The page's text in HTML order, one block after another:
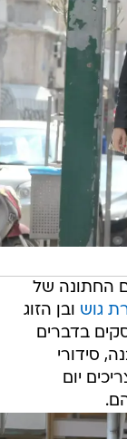
החתונה של
גוש ובן הזוג
בדברים
סידורי
יום